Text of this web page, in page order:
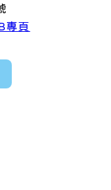
專頁